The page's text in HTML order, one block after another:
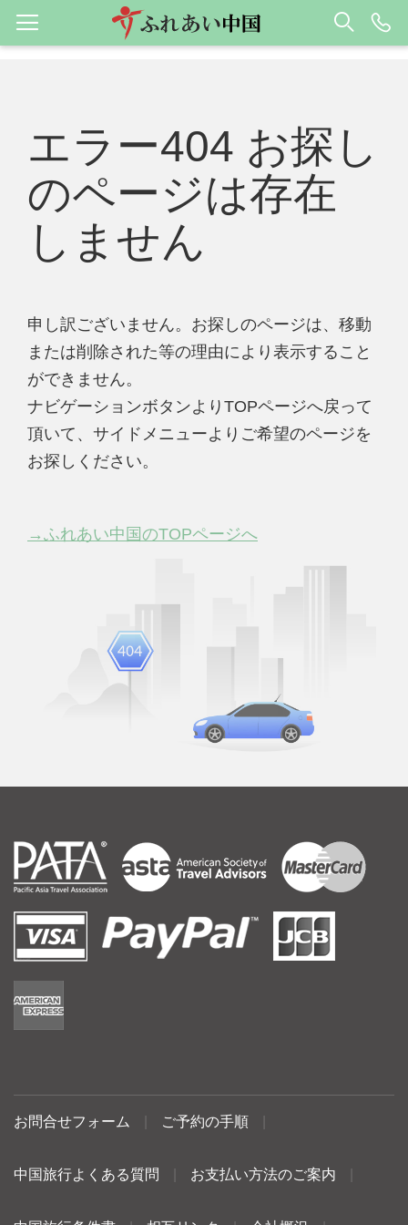
エラー404 お探し
のページは存在
しません
申し訳ございません。お探しのページは、移動
または削除された等の理由により表示すること
ができません。
ナビゲーションボタンよりTOPページへ戻って
頂いて、サイドメニューよりご希望のページを
お探しください。
→ふれあい中国のTOPページへ
お問合せフォーム ご予約の手順
中国旅行よくある質問 お支払い方法のご案内